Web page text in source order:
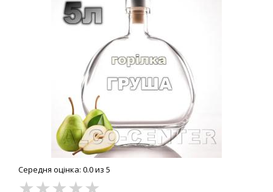
Середня оцінка: 0.0 из 5